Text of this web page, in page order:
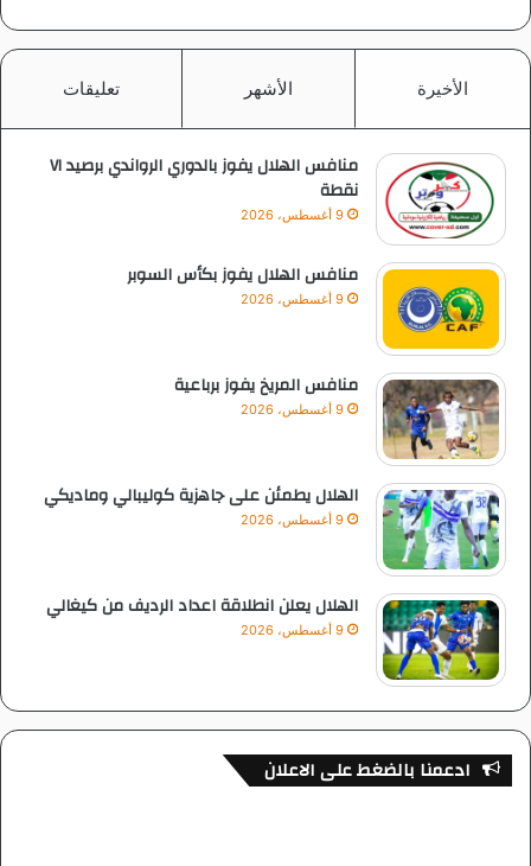
الأخيرة الأشهر تعليقات
منافس الهلال يفوز بالدوري الرواندي برصيد ٧١
نقطة
9 أغسطس، 2026
منافس الهلال يفوز بكأس السوبر
9 أغسطس، 2026
منافس المريخ يفوز برباعية
9 أغسطس، 2026
الهلال يطمئن على جاهزية كوليبالي وماديكي
9 أغسطس، 2026
الهلال يعلن انطلاقة اعداد الرديف من كيغالي
9 أغسطس، 2026
ادعمنا بالضغط على الاعلان